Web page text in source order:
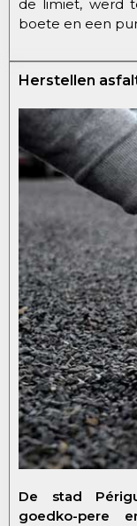
de limiet, werd
boete en een
Herstellen
De stad
goedko-pere